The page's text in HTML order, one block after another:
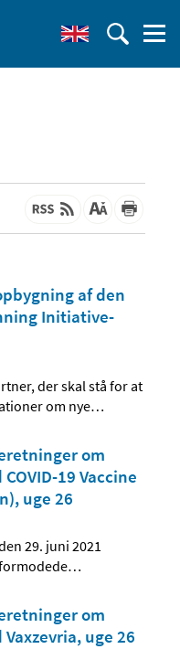
af den
Initiative-
der skal stå for at
om nye…
om
19 Vaccine
uge 26
29. juni 2021
…
om
uge 26